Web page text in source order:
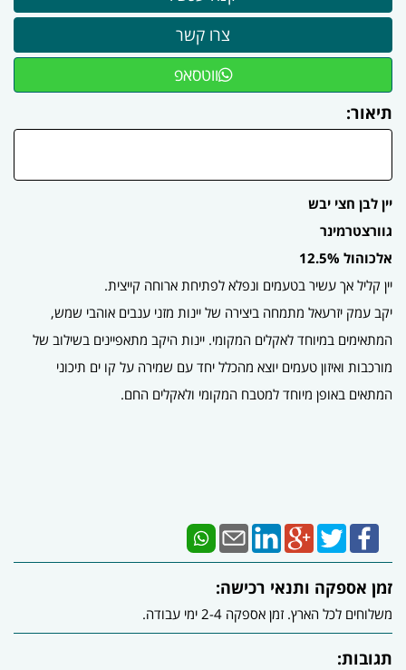
ווטסאפ
תיאור:
יין לבן חצי יבש
גוורצטרמינר
אלכוהול 12.5%
יין קליל אך עשיר בטעמים ונפלא לפתיחת ארוחה קייצית.
יקב עמק יזרעאל מתמחה ביצירה של יינות מזני ענבים אוהבי שמש,
המתאימים במיוחד לאקלים המקומי. יינות היקב מתאפיינים בשילוב של
מורכבות ואיזון טעמים יוצא מהכלל יחד עם שמירה על קו ים תיכוני
המתאים באופן מיוחד למטבח המקומי ולאקלים החם.
זמן אספקה ותנאי רכישה:
משלוחים לכל הארץ. זמן אספקה 2-4 ימי עבודה.
תגובות: